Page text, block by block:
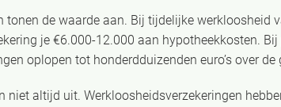
tonen de waarde aan. Bij tijdelijke werkloosheid
je €6.000-12.000 aan hypotheekkosten.
oplopen tot honderdduizenden euro’s over
niet altijd uit. Werkloosheidsverzekeringen